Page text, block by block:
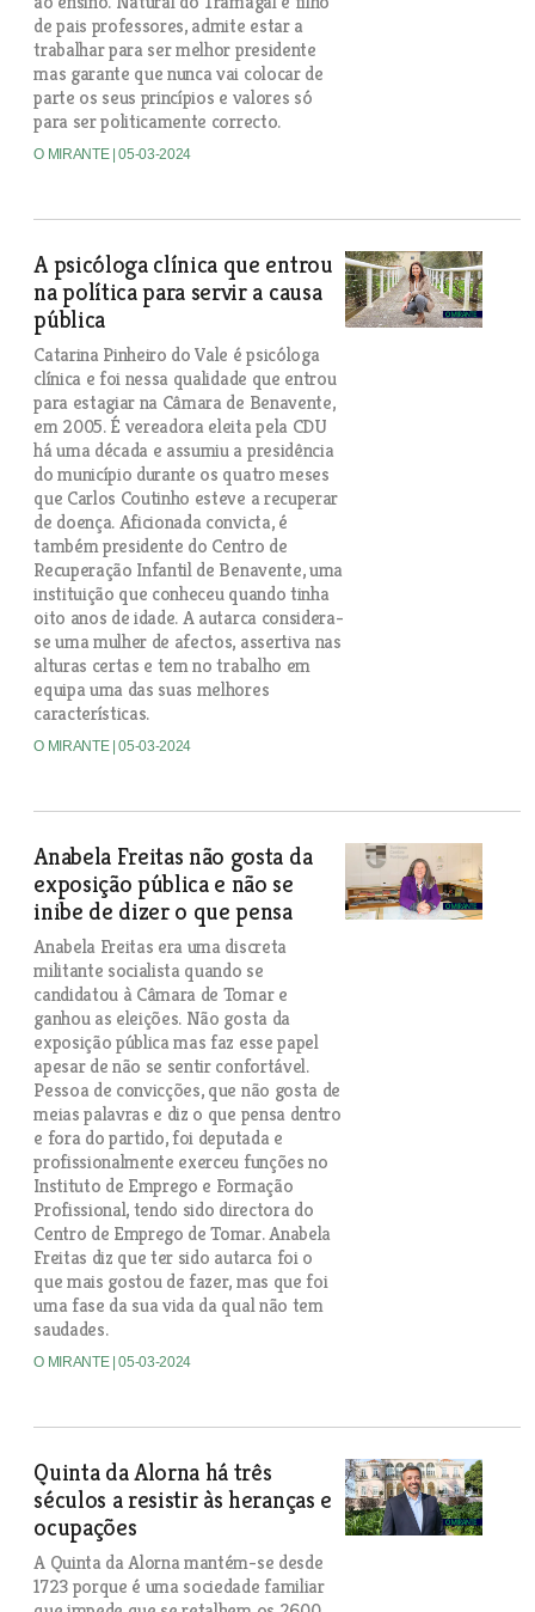
de pais professores, admite estar a
trabalhar para ser melhor presidente
mas garante que nunca vai colocar de
parte os seus princípios e valores só
para ser politicamente correcto.
O MIRANTE | 05-03-2024
A psicóloga clínica que entrou
na política para servir a causa
pública
Catarina Pinheiro do Vale é psicóloga
clínica e foi nessa qualidade que entrou
para estagiar na Câmara de Benavente,
em 2005. É vereadora eleita pela CDU
há uma década e assumiu a presidência
do município durante os quatro meses
que Carlos Coutinho esteve a recuperar
de doença. Aficionada convicta, é
também presidente do Centro de
Recuperação Infantil de Benavente, uma
instituição que conheceu quando tinha
oito anos de idade. A autarca considera-
se uma mulher de afectos, assertiva nas
alturas certas e tem no trabalho em
equipa uma das suas melhores
características.
O MIRANTE | 05-03-2024
Anabela Freitas não gosta da
exposição pública e não se
inibe de dizer o que pensa
Anabela Freitas era uma discreta
militante socialista quando se
candidatou à Câmara de Tomar e
ganhou as eleições. Não gosta da
exposição pública mas faz esse papel
apesar de não se sentir confortável.
Pessoa de convicções, que não gosta de
meias palavras e diz o que pensa dentro
e fora do partido, foi deputada e
profissionalmente exerceu funções no
Instituto de Emprego e Formação
Profissional, tendo sido directora do
Centro de Emprego de Tomar. Anabela
Freitas diz que ter sido autarca foi o
que mais gostou de fazer, mas que foi
uma fase da sua vida da qual não tem
saudades.
O MIRANTE | 05-03-2024
Quinta da Alorna há três
séculos a resistir às heranças e
ocupações
A Quinta da Alorna mantém-se desde
1723 porque é uma sociedade familiar